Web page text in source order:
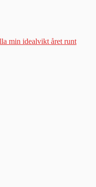
min idealvikt året runt